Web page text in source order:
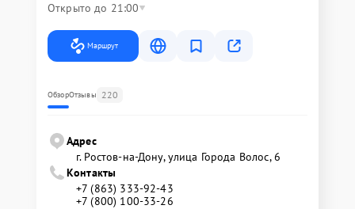
Открыто до 21:00
Маршрут
ОбзорОтзывы 220
Адрес
г. Ростов-на-Дону, улица Города Волос, 6
Контакты
+7 (863) 333-92-43
+7 (800) 100-33-26